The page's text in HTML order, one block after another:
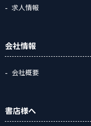
求人情報
会社情報
会社概要
書店様へ